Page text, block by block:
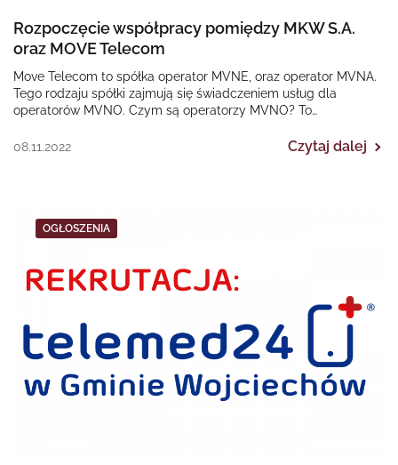
Rozpoczęcie współpracy pomiędzy MKW S.A.
oraz MOVE Telecom
Move Telecom to spółka operator MVNE, oraz operator MVNA.
Tego rodzaju spółki zajmują się świadczeniem usług dla
operatorów MVNO. Czym są operatorzy MVNO? To…
08.11.2022 Czytaj dalej
OGŁOSZENIA